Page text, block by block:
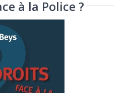
à la Police ?